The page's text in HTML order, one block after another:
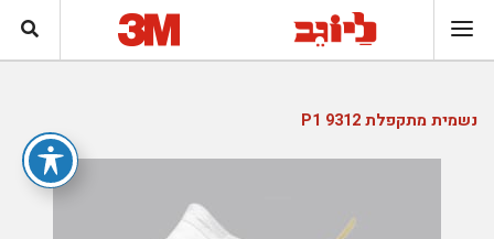
נשמית מתקפלת P1 9312